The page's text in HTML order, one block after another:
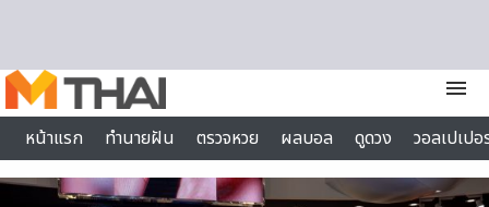
menu
หน้าแรก
ทำนายฝัน ตรวจหวย ผลบอล ดูดวง
วอลเปเป
ไลฟ์สไตล์